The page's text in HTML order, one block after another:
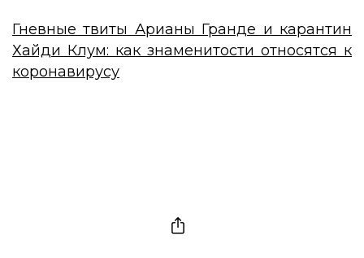
Гневные твиты Арианы Гранде и карантин
Хайди Клум: как знаменитости относятся к
коронавирусу